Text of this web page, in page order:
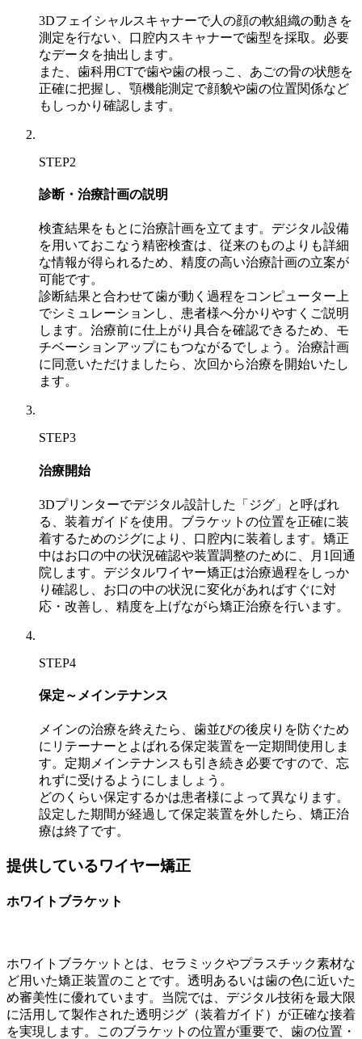
3Dフェイシャルスキャナーで人の顔の軟組織の動きを
測定を行ない、口腔内スキャナーで歯型を採取。必要
なデータを抽出します。
また、歯科用CTで歯や歯の根っこ、あごの骨の状態を
正確に把握し、顎機能測定で顔貌や歯の位置関係など
もしっかり確認します。
STEP2
診断・治療計画の説明
検査結果をもとに治療計画を立てます。デジタル設備
を用いておこなう精密検査は、従来のものよりも詳細
な情報が得られるため、精度の高い治療計画の立案が
可能です。
診断結果と合わせて歯が動く過程をコンピューター上
でシミュレーションし、患者様へ分かりやすくご説明
します。治療前に仕上がり具合を確認できるため、モ
チベーションアップにもつながるでしょう。治療計画
に同意いただけましたら、次回から治療を開始いたし
ます。
STEP3
治療開始
3Dプリンターでデジタル設計した「ジグ」と呼ばれ
る、装着ガイドを使用。ブラケットの位置を正確に装
着するためのジグにより、口腔内に装着します。矯正
中はお口の中の状況確認や装置調整のために、月1回通
院します。デジタルワイヤー矯正は治療過程をしっか
り確認し、お口の中の状況に変化があればすぐに対
応・改善し、精度を上げながら矯正治療を行います。
STEP4
保定～メインテナンス
メインの治療を終えたら、歯並びの後戻りを防ぐため
にリテーナーとよばれる保定装置を一定期間使用しま
す。定期メインテナンスも引き続き必要ですので、忘
れずに受けるようにしましょう。
どのくらい保定するかは患者様によって異なります。
設定した期間が経過して保定装置を外したら、矯正治
療は終了です。
提供しているワイヤー矯正
ホワイトブラケット
ホワイトブラケットとは、セラミックやプラスチック素材な
ど用いた矯正装置のことです。透明あるいは歯の色に近いた
め審美性に優れています。当院では、デジタル技術を最大限
に活用して製作された透明ジグ（装着ガイド）が正確な接着
を実現します。このブラケットの位置が重要で、歯の位置・